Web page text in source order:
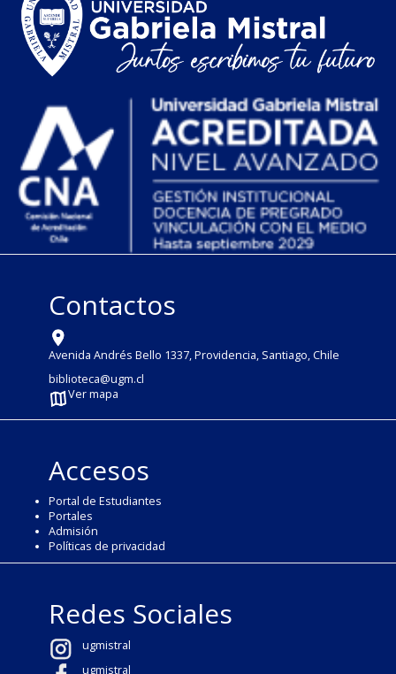
Contactos
Avenida Andrés Bello 1337, Providencia, Santiago, Chile
biblioteca@ugm.cl
Ver mapa
Accesos
Portal de Estudiantes
Portales
Admisión
Políticas de privacidad
Redes Sociales
ugmistral
ugmistral